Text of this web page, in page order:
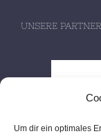
Um dir ein optimales
UNSERE PARTNER